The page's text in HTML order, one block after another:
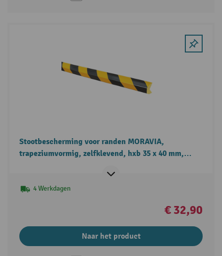
Stootbescherming voor randen MORAVIA,
trapeziumvormig, zelfklevend, hxb 35 x 40 mm,
4 Werkdagen
€ 32,90
Naar het product